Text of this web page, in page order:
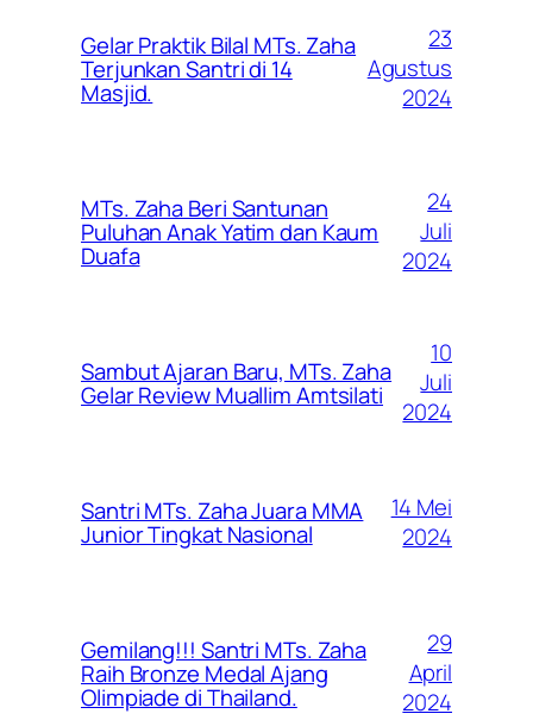
Gelar Praktik Bilal MTs. Zaha
Terjunkan Santri di 14
Masjid.
23
Agustus
2024
MTs. Zaha Beri Santunan
Puluhan Anak Yatim dan Kaum
Duafa
24
Juli
2024
Sambut Ajaran Baru, MTs. Zaha
Gelar Review Muallim Amtsilati
10
Juli
2024
Santri MTs. Zaha Juara MMA
Junior Tingkat Nasional
14 Mei
2024
Gemilang!!! Santri MTs. Zaha
Raih Bronze Medal Ajang
Olimpiade di Thailand.
29
April
2024